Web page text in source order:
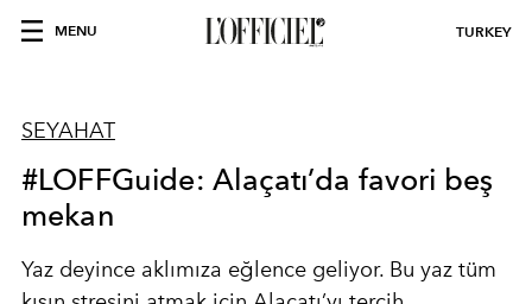
MENU TURKEY
SEYAHAT
#LOFFGuide: Alaçatı’da favori beş
mekan
Yaz deyince aklımıza eğlence geliyor. Bu yaz tüm